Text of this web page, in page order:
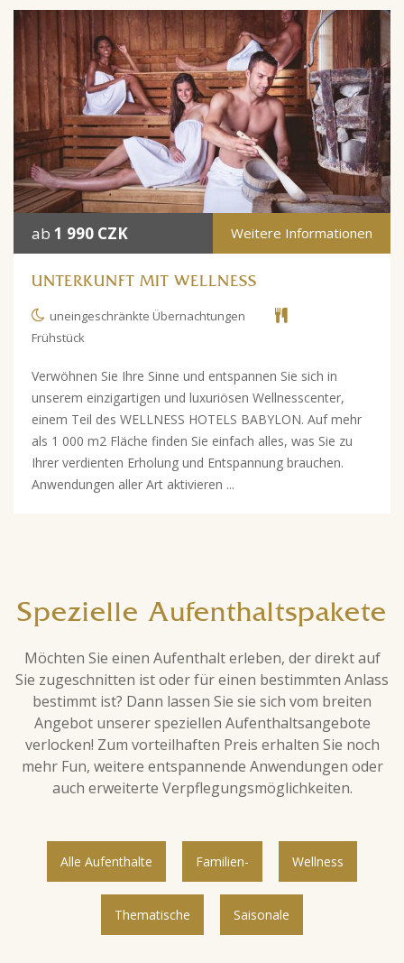
ab 1 990 CZK Weitere Informationen
UNTERKUNFT MIT WELLNESS
uneingeschränkte Übernachtungen
Frühstück
Verwöhnen Sie Ihre Sinne und entspannen Sie sich in
unserem einzigartigen und luxuriösen Wellnesscenter,
einem Teil des WELLNESS HOTELS BABYLON. Auf mehr
als 1 000 m2 Fläche finden Sie einfach alles, was Sie zu
Ihrer verdienten Erholung und Entspannung brauchen.
Anwendungen aller Art aktivieren ...
Spezielle Aufenthaltspakete
Möchten Sie einen Aufenthalt erleben, der direkt auf
Sie zugeschnitten ist oder für einen bestimmten Anlass
bestimmt ist? Dann lassen Sie sie sich vom breiten
Angebot unserer speziellen Aufenthaltsangebote
verlocken! Zum vorteilhaften Preis erhalten Sie noch
mehr Fun, weitere entspannende Anwendungen oder
auch erweiterte Verpflegungsmöglichkeiten.
Alle Aufenthalte Familien- Wellness
Thematische Saisonale